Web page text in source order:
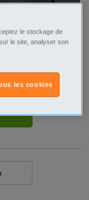
Sms
le stockage de
le site, analyser son
les cookies